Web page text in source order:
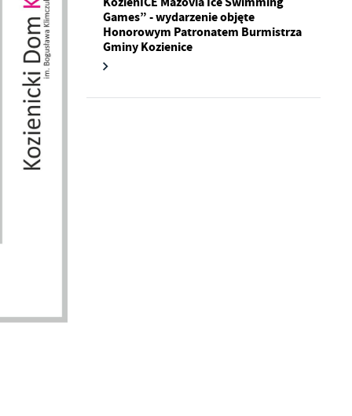
Games” - wydarzenie objęte
Honorowym Patronatem Burmistrza
Gminy Kozienice